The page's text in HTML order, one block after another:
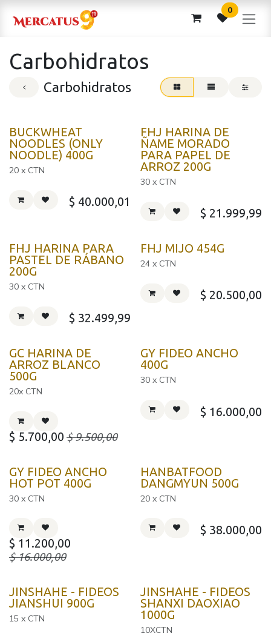
0
Carbohidratos
Carbohidratos
Corea
BUCKWHEAT
NOODLES (ONLY
NOODLE) 400G
20 x CTN
$ 40.000,01
FHJ HARINA DE
ÑAME MORADO
PARA PAPEL DE
ARROZ 200G
30 x CTN
$ 21.999,99
FHJ HARINA PARA
PASTEL DE RÁBANO
200G
30 x CTN
$ 32.499,99
FHJ MIJO 454G
24 x CTN
$ 20.500,00
GC HARINA DE
ARROZ BLANCO
500G
20x CTN
$ 5.700,00 $9.500,00
GY FIDEO ANCHO
400G
30 x CTN
$ 16.000,00
GY FIDEO ANCHO
HOT POT 400G
30 x CTN
$ 11.200,00
$16.000,00
Corea
HANBATFOOD
DANGMYUN 500G
20 x CTN
$ 38.000,00
JINSHAHE - FIDEOS
JIANSHUI 900G
15 x CTN
JINSHAHE - FIDEOS
SHANXI DAOXIAO
1000G
10XCTN